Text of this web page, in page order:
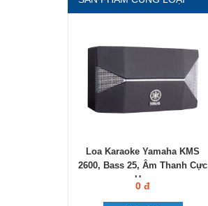
Loa Karaoke Yamaha KMS
2600, Bass 25, Âm Thanh Cực
Hay
0 đ